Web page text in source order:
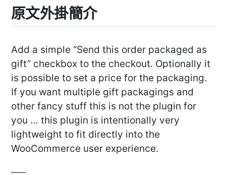
原文外掛簡介
Add a simple “Send this order packaged as
gift” checkbox to the checkout. Optionally it
is possible to set a price for the packaging.
If you want multiple gift packagings and
other fancy stuff this is not the plugin for
you … this plugin is intentionally very
lightweight to fit directly into the
WooCommerce user experience.